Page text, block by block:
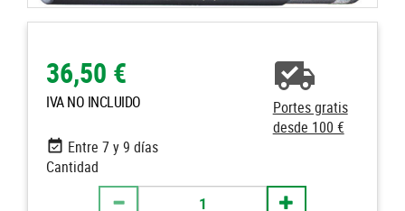
36,50 €
IVA NO INCLUIDO
Portes gratis
desde 100 €
Entre 7 y 9 días
Cantidad